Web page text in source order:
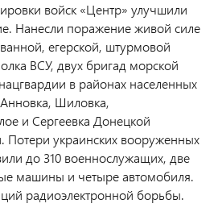
войск «Центр» улучшили
Нанесли поражение живой силе
егерской, штурмовой
ВСУ, двух бригад морской
в районах населенных
Шиловка,
и Сергеевка Донецкой
Потери украинских вооруженных
до 310 военнослужащих, две
машины и четыре автомобиля.
радиоэлектронной борьбы.